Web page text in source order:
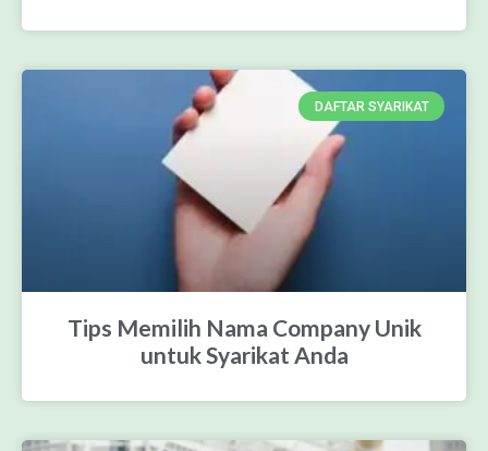
DAFTAR SYARIKAT
Tips Memilih Nama Company Unik
untuk Syarikat Anda